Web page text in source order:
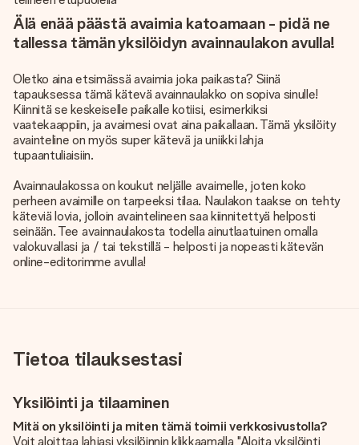
Älä enää päästä avaimia katoamaan - pidä ne
tallessa tämän yksilöidyn avainnaulakon avulla!
Oletko aina etsimässä avaimia joka paikasta? Siinä
tapauksessa tämä kätevä avainnaulakko on sopiva sinulle!
Kiinnitä se keskeiselle paikalle kotiisi, esimerkiksi
vaatekaappiin, ja avaimesi ovat aina paikallaan. Tämä yksilöity
avainteline on myös super kätevä ja uniikki lahja
tupaantuliaisiin.
Avainnaulakossa on koukut neljälle avaimelle, joten koko
perheen avaimille on tarpeeksi tilaa. Naulakon taakse on tehty
käteviä lovia, jolloin avaintelineen saa kiinnitettyä helposti
seinään. Tee avainnaulakosta todella ainutlaatuinen omalla
valokuvallasi ja / tai tekstillä - helposti ja nopeasti kätevän
online-editorimme avulla!
Tietoa tilauksestasi
Yksilöinti ja tilaaminen
Mitä on yksilöinti ja miten tämä toimii verkkosivustolla?
Voit aloittaa lahjasi yksilöinnin klikkaamalla "Aloita yksilöinti